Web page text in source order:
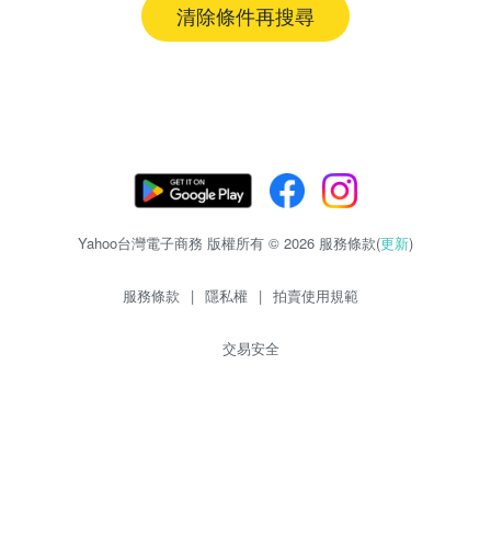
清除條件再搜尋
Yahoo台灣電子商務 版權所有 © 2026 服務條款(更新)
服務條款 | 隱私權 | 拍賣使用規範
交易安全